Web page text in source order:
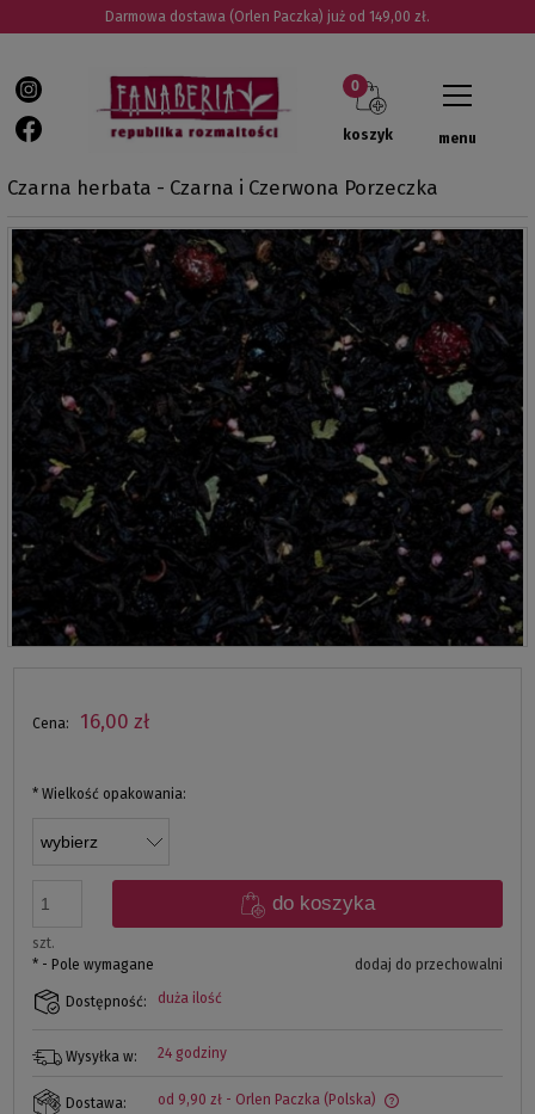
Darmowa dostawa (Orlen Paczka) już od 149,00 zł.
koszyk menu
Czarna herbata - Czarna i Czerwona Porzeczka
Cena: 16,00 zł
* Wielkość opakowania:
szt.
do koszyka
dodaj do przechowalni
* - Pole wymagane
Dostępność: duża ilość
Wysyłka w: 24 godziny
Dostawa: od 9,90 zł - Orlen Paczka (Polska)